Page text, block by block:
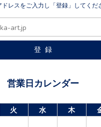
レスをご入力し「登録」してくだ
営業日カレンダー
火 水 木